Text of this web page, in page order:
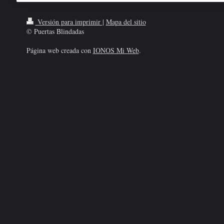
Versión para imprimir | Mapa del sitio
© Puertas Blindadas
Página web creada con IONOS Mi Web.